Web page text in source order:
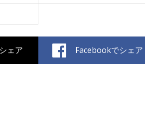
ェア Facebookでシェア